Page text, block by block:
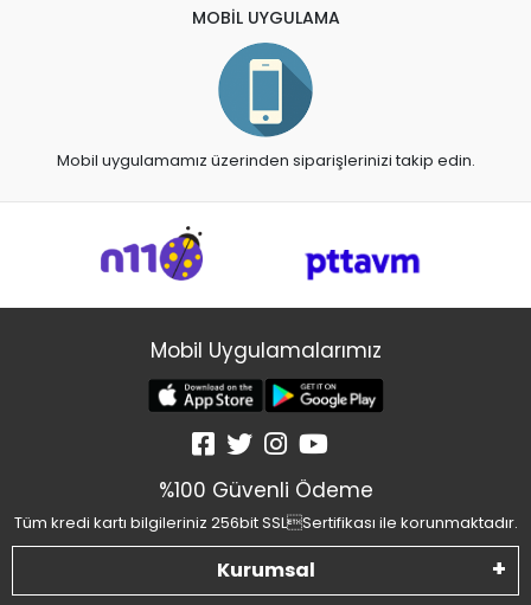
MOBİL UYGULAMA
Mobil uygulamamız üzerinden siparişlerinizi takip edin.
Mobil Uygulamalarımız
%100 Güvenli Ödeme
Tüm kredi kartı bilgileriniz 256bit SSLSertifikası ile korunmaktadır.
Kurumsal